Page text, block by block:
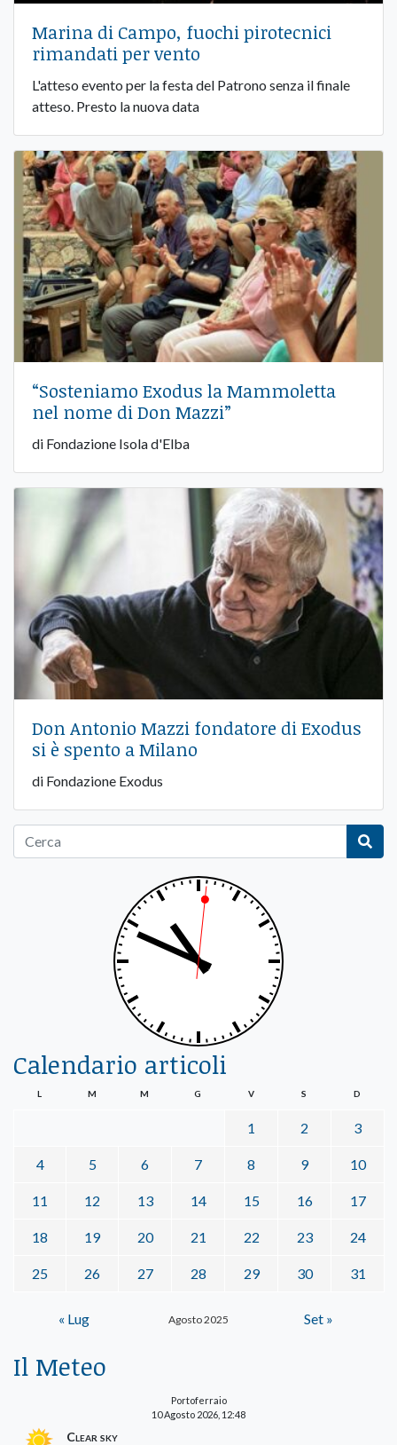
Marina di Campo, fuochi pirotecnici
rimandati per vento
L'atteso evento per la festa del Patrono senza il finale
atteso. Presto la nuova data
“Sosteniamo Exodus la Mammoletta
nel nome di Don Mazzi”
di Fondazione Isola d'Elba
Don Antonio Mazzi fondatore di Exodus
si è spento a Milano
di Fondazione Exodus
Calendario articoli
Agosto 2025
L M M G V S D
1 2 3
4 5 6 7 8 9 10
11 12 13 14 15 16 17
18 19 20 21 22 23 24
25 26 27 28 29 30 31
« Lug Set »
Il Meteo
Portoferraio
10 Agosto 2026, 12:48
Clear sky